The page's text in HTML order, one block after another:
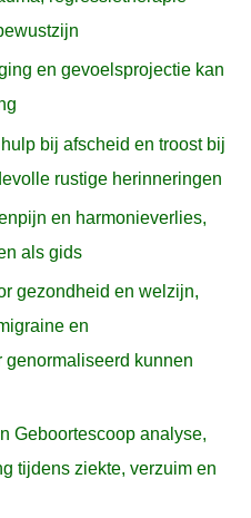
en gevoelsprojectie kan
bij afscheid en troost bij
rustige herinneringen
en harmonieverlies,
als gids
gezondheid en welzijn,
en
kunnen
Geboortescoop analyse,
tijdens ziekte, verzuim en